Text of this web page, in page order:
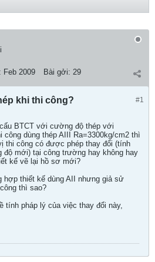
Feb 2009 Bài gởi: 29
#1
khi thi công?
BTCT với cường độ thép với
công dùng thép AIII Ra=3300kg/cm2 thì
thi công có được phép thay đổi (tính
mới) tại công trường hay không hay
kế vẽ lại hồ sơ mới?
thiết kế dùng AII nhưng giả sử
thì sao?
tính pháp lý của việc thay đổi này,